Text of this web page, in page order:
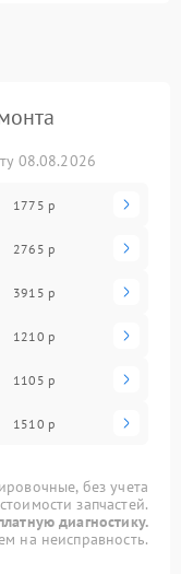
08.08.2026
1775 р
2765 р
3915 р
1210 р
1105 р
1510 р
без учета
стоимости запчастей.
диагностику.
на неисправность.